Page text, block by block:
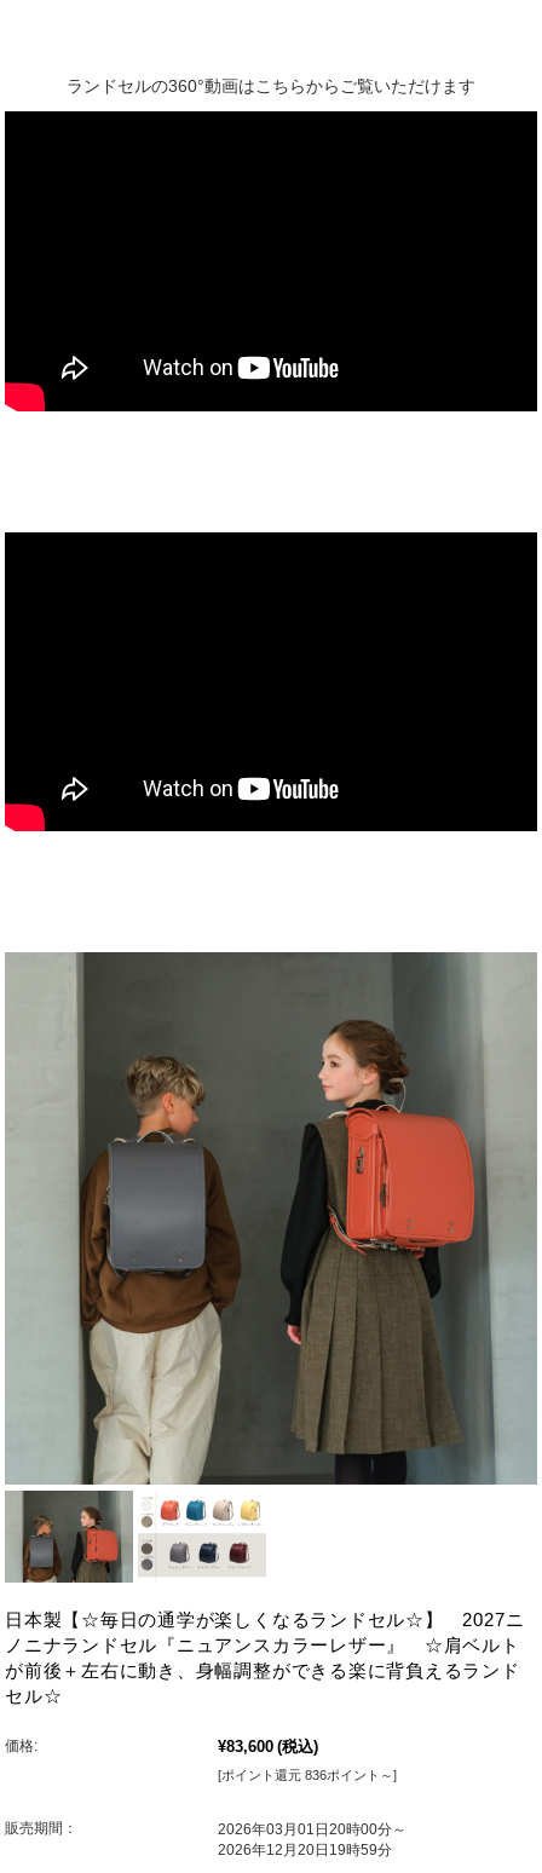
ランドセルの360°動画はこちらからご覧いただけます
日本製【☆毎日の通学が楽しくなるランドセル☆】 2027ニ
ノニナランドセル『ニュアンスカラーレザー』 ☆肩ベルト
が前後＋左右に動き、身幅調整ができる楽に背負えるランド
セル☆
価格: ¥83,600 (税込)
[ポイント還元 836ポイント～]
販売期間：
2026年03月01日20時00分～
2026年12月20日19時59分